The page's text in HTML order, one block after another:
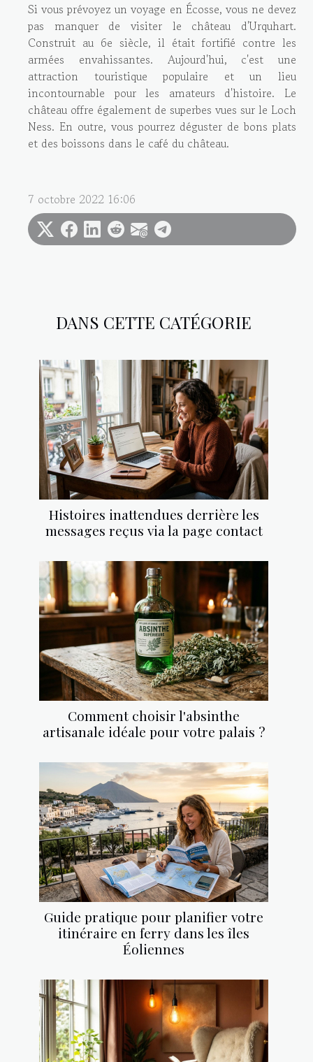
DANS CETTE CATÉGORIE
Histoires inattendues derrière les
messages reçus via la page contact
Comment choisir l'absinthe
artisanale idéale pour votre palais ?
Guide pratique pour planifier votre
itinéraire en ferry dans les îles
Éoliennes
Si vous prévoyez un voyage en Écosse, vous ne devez
pas manquer de visiter le château d'Urquhart.
Construit au 6e siècle, il était fortifié contre les
armées envahissantes. Aujourd'hui, c'est une
attraction touristique populaire et un lieu
incontournable pour les amateurs d'histoire. Le
château offre également de superbes vues sur le Loch
Ness. En outre, vous pourrez déguster de bons plats
et des boissons dans le café du château.
7 octobre 2022 16:06